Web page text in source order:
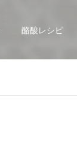
酪酸レシピ